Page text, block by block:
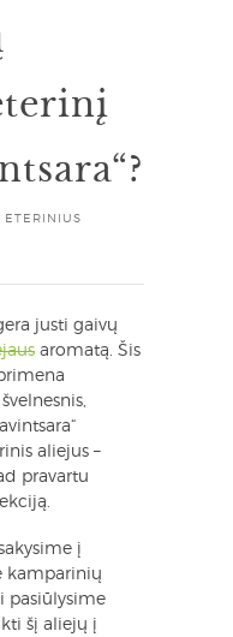
ETERINIUS
justi gaivų
aromatą. Šis
aliejus –
pravartu
į
kamparinių
pasiūlysime
šį aliejų į